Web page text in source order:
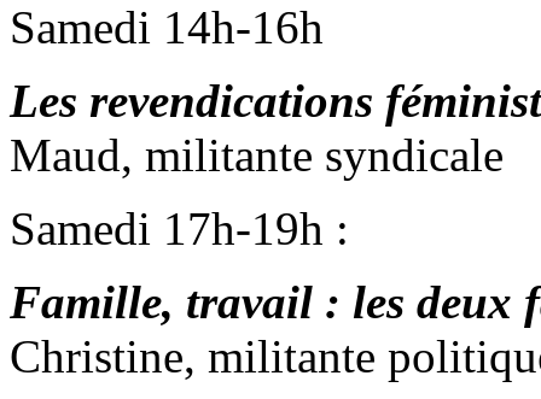
Samedi 14h-16h
Les revendications
Maud, militante syndicale
Samedi 17h-19h :
Famille, travail : les deux
Christine, militante